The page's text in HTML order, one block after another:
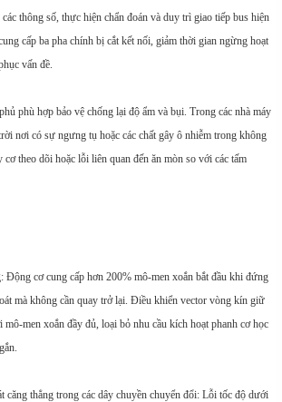
thông số, thực hiện chẩn đoán và duy trì giao tiếp bus hiện
cấp ba pha chính bị cắt kết nối, giảm thời gian ngừng hoạt
vấn đề.
phù hợp bảo vệ chống lại độ ẩm và bụi. Trong các nhà máy
nơi có sự ngưng tụ hoặc các chất gây ô nhiễm trong không
theo dõi hoặc lỗi liên quan đến ăn mòn so với các tấm
Động cơ cung cấp hơn 200% mô-men xoắn bắt đầu khi đứng
mà không cần quay trở lại. Điều khiển vector vòng kín giữ
men xoắn đầy đủ, loại bỏ nhu cầu kích hoạt phanh cơ học
căng thẳng trong các dây chuyền chuyển đổi: Lỗi tốc độ dưới